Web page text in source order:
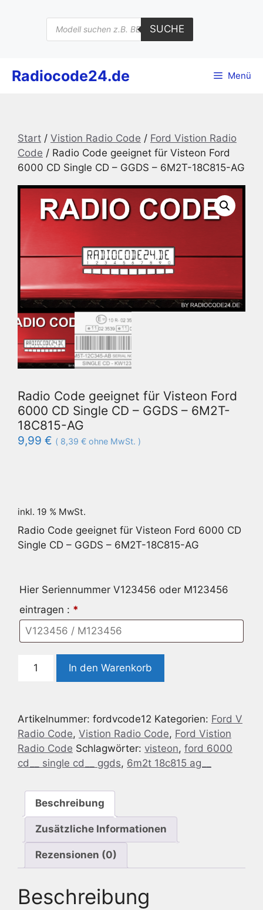
Products
search
SUCHE
Radiocode24.de Menü
Start / Vistion Radio Code / Ford Vistion Radio
Code / Radio Code geeignet für Visteon Ford
6000 CD Single CD – GGDS – 6M2T-18C815-AG
Radio Code geeignet für Visteon Ford
6000 CD Single CD – GGDS – 6M2T-
18C815-AG
9,99 € ( 8,39 € ohne MwSt. )
inkl. 19 % MwSt.
Radio Code geeignet für Visteon Ford 6000 CD
Single CD – GGDS – 6M2T-18C815-AG
Hier Seriennummer V123456 oder M123456
eintragen : *
Code
Visteon
Ford
6000
CD
CD
GGDS
6M2T-
18C815-
Menge
In den Warenkorb
Artikelnummer: fordvcode12 Kategorien: Ford V
Radio Code, Vistion Radio Code, Ford Vistion
Radio Code Schlagwörter: visteon, ford 6000
cd__ single cd__ ggds, 6m2t 18c815 ag__
Beschreibung
Zusätzliche Informationen
Rezensionen (0)
Beschreibung